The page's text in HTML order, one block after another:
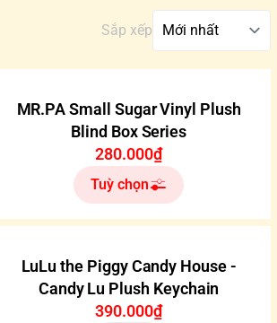
Sắp xếp
MR.PA Small Sugar Vinyl Plush
Blind Box Series
280.000₫
Tuỳ chọn
LuLu the Piggy Candy House -
Candy Lu Plush Keychain
390.000₫